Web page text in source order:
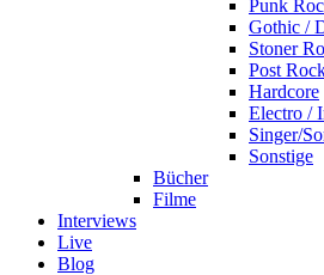
Punk
Gothic /
Stoner
Post
Hardcore
Electro /
Singer/
Sonstige
Bücher
Filme
Interviews
Live
Blog